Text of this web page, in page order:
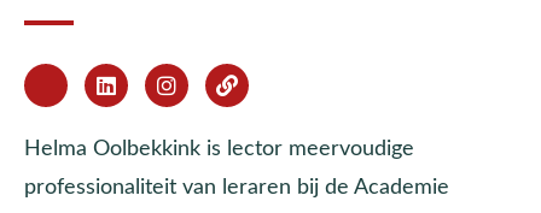
Helma Oolbekkink is lector meervoudige
professionaliteit van leraren bij de Academie